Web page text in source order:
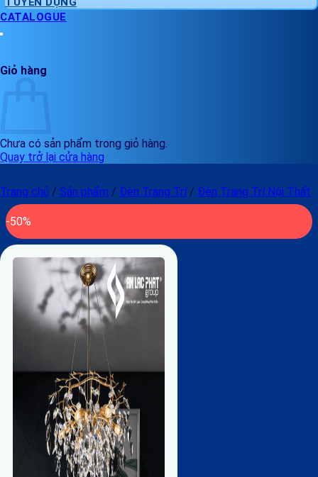
CATALOGUE
Giỏ hàng
Chưa có sản phẩm trong giỏ hàng.
Quay trở lại cửa hàng
Trang chủ / Sản phẩm / Đèn Trang Trí / Đèn Trang Trí Nội Thất
-50%